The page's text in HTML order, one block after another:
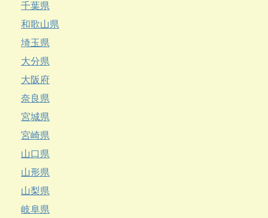
千葉県
和歌山県
埼玉県
大分県
大阪府
奈良県
宮城県
宮崎県
山口県
山形県
山梨県
岐阜県